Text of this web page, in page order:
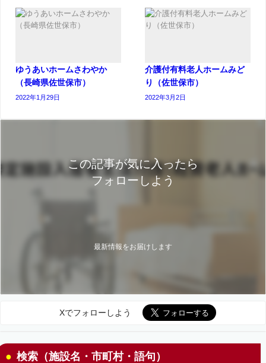
ゆうあいホームさわやか
（長崎県佐世保市）
2022年1月29日
介護付有料老人ホームみど
り（佐世保市）
2022年3月2日
この記事が気に入ったら
フォローしよう
最新情報をお届けします
Xでフォローしよう
検索（施設名・市町村・語句）